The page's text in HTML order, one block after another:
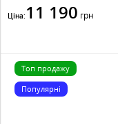
Ціна: 11 190 грн
Топ продажу
Популярні